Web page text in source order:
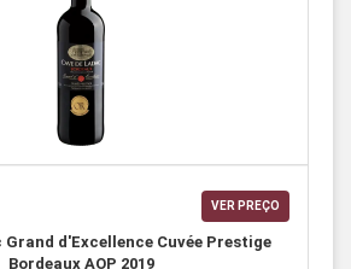
VER PREÇO
Grand d'Excellence Cuvée Prestige
Bordeaux AOP 2019